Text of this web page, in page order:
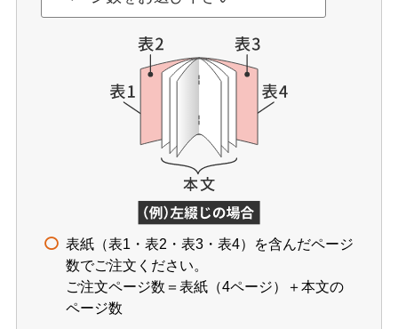
表紙（表1・表2・表3・表4）を含んだページ
数でご注文ください。
ご注文ページ数＝表紙（4ページ）＋本文の
ページ数